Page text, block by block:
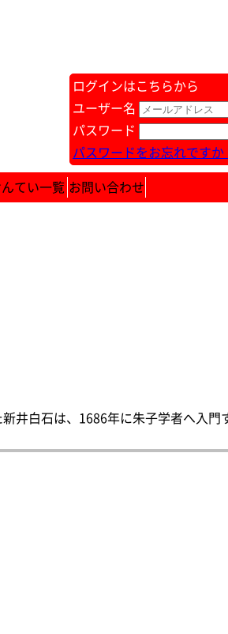
ログインはこちらから
ユーザー名
パスワード
パスワードをお忘れですか
んてい一覧 お問い合わせ
井白石は、1686年に朱子学者へ入